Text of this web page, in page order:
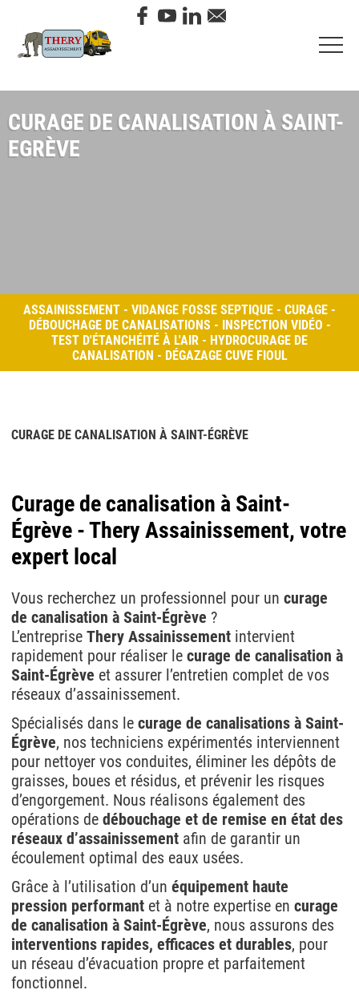
CURAGE DE CANALISATION À SAINT-
EGRÈVE
ASSAINISSEMENT - VIDANGE FOSSE SEPTIQUE - CURAGE -
DÉBOUCHAGE DE CANALISATIONS - INSPECTION VIDÉO -
TEST D'ÉTANCHÉITÉ À L'AIR - HYDROCURAGE DE
CANALISATION - DÉGAZAGE CUVE FIOUL
CURAGE DE CANALISATION À SAINT-ÉGRÈVE
Curage de canalisation à Saint-
Égrève - Thery Assainissement, votre
expert local
Vous recherchez un professionnel pour uncurage
de canalisation à Saint-Égrève ?
L’entrepriseThery Assainissement intervient
rapidement pour réaliser lecurage de canalisation à
Saint-Égrève et assurer l’entretien complet de vos
réseaux d’assainissement.
Spécialisés dans lecurage de canalisations à Saint-
Égrève, nos techniciens expérimentés interviennent
pour nettoyer vos conduites, éliminer les dépôts de
graisses, boues et résidus, et prévenir les risques
d’engorgement. Nous réalisons également des
opérations dedébouchage et de remise en état des
réseaux d’assainissement afin de garantir un
écoulement optimal des eaux usées.
Grâce à l’utilisation d’unéquipement haute
pression performant et à notre expertise encurage
de canalisation à Saint-Égrève, nous assurons des
interventions rapides, efficaces et durables, pour
un réseau d’évacuation propre et parfaitement
fonctionnel.